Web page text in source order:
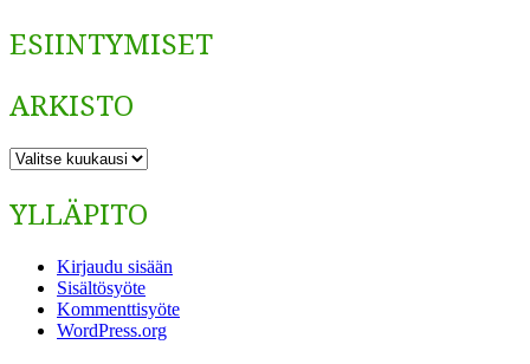
ESIINTYMISET
ARKISTO
ARKISTO
YLLÄPITO
Kirjaudu sisään
Sisältösyöte
Kommenttisyöte
WordPress.org